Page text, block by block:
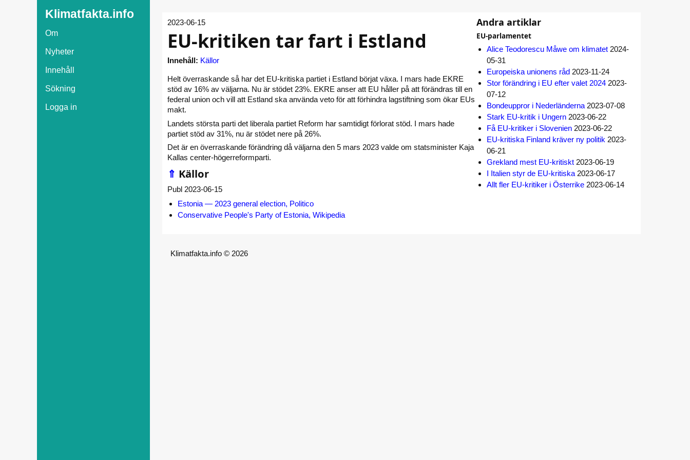
Klimatfakta.info
Om
Nyheter
Innehåll
Sökning
Logga in
2023-06-15
EU-kritiken tar fart i Estland
Innehåll: Källor
Helt överraskande så har det EU-kritiska partiet i Estland börjat växa. I mars hade EKRE
stöd av 16% av väljarna. Nu är stödet 23%. EKRE anser att EU håller på att förändras till en
federal union och vill att Estland ska använda veto för att förhindra lagstiftning som ökar EUs
makt.
Landets största parti det liberala partiet Reform har samtidigt förlorat stöd. I mars hade
partiet stöd av 31%, nu är stödet nere på 26%.
Det är en överraskande förändring då väljarna den 5 mars 2023 valde om statsminister Kaja
Kallas center-högerreformparti.
⇑ Källor
Publ 2023-06-15
Estonia — 2023 general election, Politico
Conservative People's Party of Estonia, Wikipedia
Andra artiklar
EU-parlamentet
Alice Teodorescu Måwe om klimatet 2024-
05-31
Europeiska unionens råd 2023-11-24
Stor förändring i EU efter valet 2024 2023-
07-12
Bondeuppror i Nederländerna 2023-07-08
Stark EU-kritik i Ungern 2023-06-22
Få EU-kritiker i Slovenien 2023-06-22
EU-kritiska Finland kräver ny politik 2023-
06-21
Grekland mest EU-kritiskt 2023-06-19
I Italien styr de EU-kritiska 2023-06-17
Allt fler EU-kritiker i Österrike 2023-06-14
Klimatfakta.info © 2026